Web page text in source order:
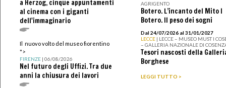
a Herzog, cinque appuntamenti
al cinema con i giganti
dell'immaginario
Il nuovo volto del museo fiorentino
">
FIRENZE| 06/08/2026
Nel futuro degli Uffizi. Tra due
anni la chiusura dei lavori
AGRIGENTO
Botero. L’incanto del Mito I
Botero. Il peso dei sogni
Dal 24/07/2026 al 31/01/2027
LECCE | LECCE – MUSEO MUST I
– GALLERIA NAZIONALE DI
Tesori nascosti della
Borghese
LEGGI TUTTO >